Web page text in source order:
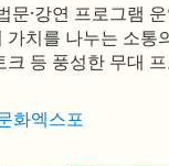
문·강연 프로그램
치를 나누는 소통
등 풍성한 무대
화엑스포